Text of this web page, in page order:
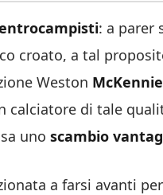
: a parer
croato, a tal
Weston McKennie
calciatore di tale
uno scambio
a farsi avanti